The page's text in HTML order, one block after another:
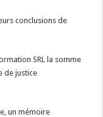
conclusions de
SRL la somme
de justice
un mémoire